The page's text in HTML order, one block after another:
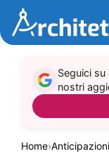
contenuto
Home›Anticipazioni
Seguici
nostri